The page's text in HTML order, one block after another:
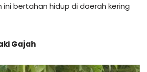
bertahan hidup di daerah kering
Gajah